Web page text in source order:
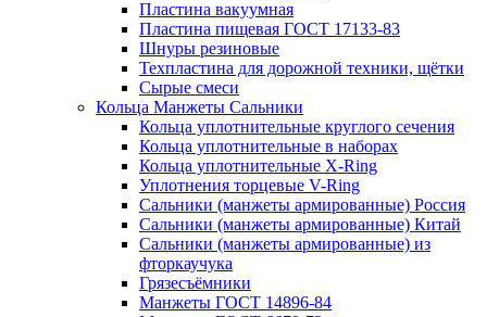
Пластина вакуумная
Пластина пищевая ГОСТ 17133-83
Шнуры резиновые
Техпластина для дорожной техники, щётки
Сырые смеси
Кольца Манжеты Сальники
Кольца уплотнительные круглого сечения
Кольца уплотнительные в наборах
Кольца уплотнительные Х-Ring
Уплотнения торцевые V-Ring
Сальники (манжеты армированные) Россия
Сальники (манжеты армированные) Китай
Сальники (манжеты армированные) из
фторкаучука
Грязесъёмники
Манжеты ГОСТ 14896-84